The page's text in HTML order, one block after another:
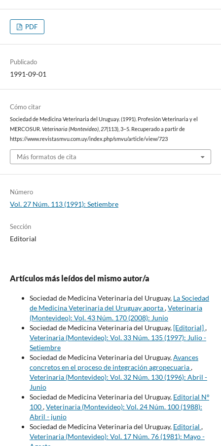
PDF
Publicado
1991-09-01
Cómo citar
Sociedad de Medicina Veterinaria del Uruguay. (1991). Profesión Veterinaria y el
MERCOSUR. Veterinaria (Montevideo), 27(113), 3–5. Recuperado a partir de
https://www.revistasmvu.com.uy/index.php/smvu/article/view/723
Más formatos de cita
Número
Vol. 27 Núm. 113 (1991): Setiembre
Sección
Editorial
Artículos más leídos del mismo autor/a
Sociedad de Medicina Veterinaria del Uruguay, La Sociedad
de Medicina Veterinaria del Uruguay aporta,Veterinaria
(Montevideo): Vol. 43 Núm. 170 (2008): Junio
Sociedad de Medicina Veterinaria del Uruguay, [Editorial],
Veterinaria (Montevideo): Vol. 33 Núm. 135 (1997): Julio -
Setiembre
Sociedad de Medicina Veterinaria del Uruguay,Avances
concretos en el proceso de integración agropecuaria,
Veterinaria (Montevideo): Vol. 32 Núm. 130 (1996): Abril -
Junio
Sociedad de Medicina Veterinaria del Uruguay, Editorial Nº
100,Veterinaria (Montevideo): Vol. 24 Núm. 100 (1988):
Abril - junio
Sociedad de Medicina Veterinaria del Uruguay, Editorial ,
Veterinaria (Montevideo): Vol. 17 Núm. 76 (1981): Mayo -